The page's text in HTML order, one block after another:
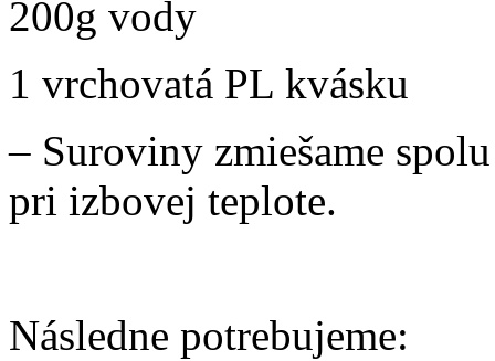
200g vody
1 vrchovatá PL kvásku
– Suroviny zmiešame
pri izbovej teplote.
Následne potrebujeme: